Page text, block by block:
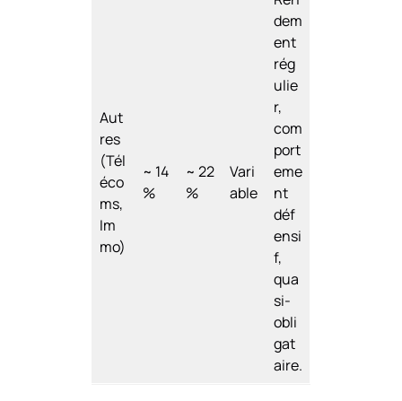
Aut
res
(Tél
éco
ms,
Im
mo)
~ 14
%
~ 22
%
Vari
able
dem
ent
rég
ulie
r,
com
port
eme
nt
déf
ensi
f,
qua
si-
obli
gat
aire.